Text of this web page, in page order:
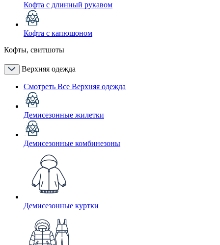
Кофта с длинный рукавом
Кофта с капюшоном
Кофты, свитшоты
Верхняя одежда
Смотреть Все Верхняя одежда
Демисезонные жилетки
Демисезонные комбинезоны
Демисезонные куртки